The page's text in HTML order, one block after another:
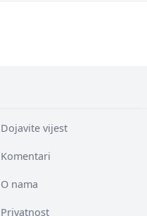
Dojavite vijest
Komentari
O nama
Privatnost